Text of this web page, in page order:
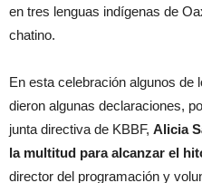
en tres lenguas indígenas de
chatino.
En esta celebración algunos
dieron algunas declaraciones,
junta directiva de KBBF, Alicia
la multitud para alcanzar el
director del programación y